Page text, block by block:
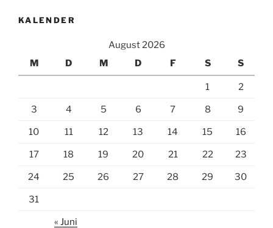
KALENDER
August 2026
M
D M D F S S
1 2
3 4 5 6 7 8 9
10 11 12 13 14 15 16
17 18 19 20 21 22 23
24 25 26 27 28 29 30
31
« Juni